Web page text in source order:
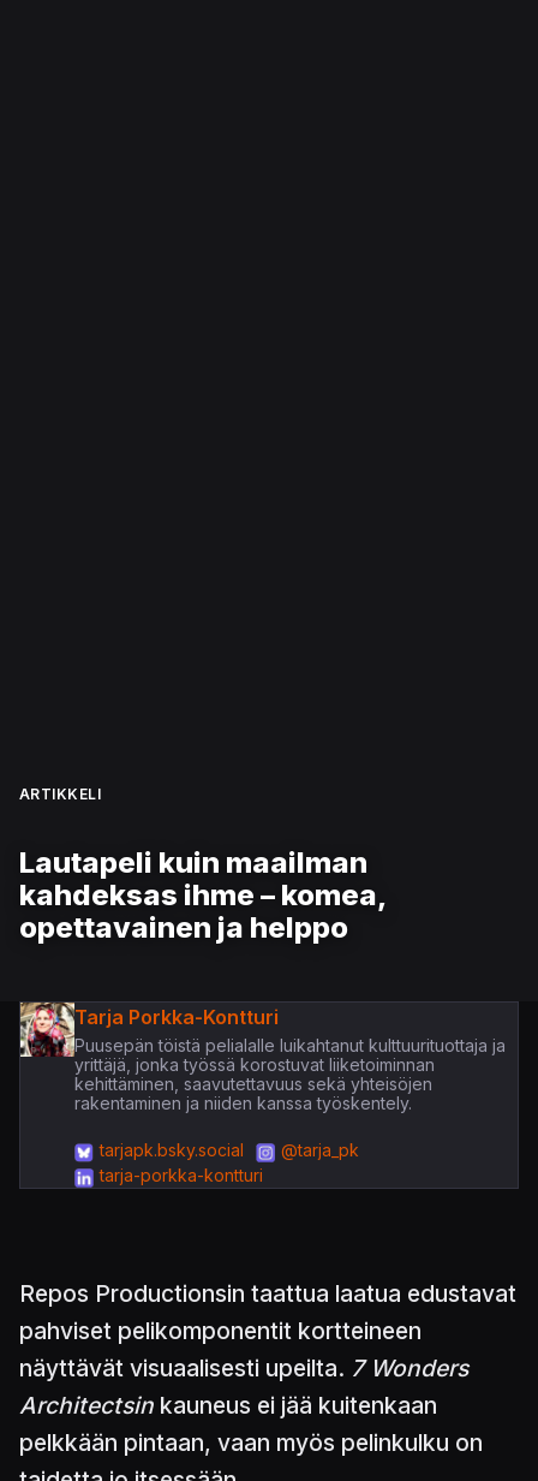
ARTIKKELI
Lautapeli kuin maailman
kahdeksas ihme – komea,
opettavainen ja helppo
Tarja Porkka-Kontturi
Puusepän töistä pelialalle luikahtanut kulttuurituottaja ja
yrittäjä, jonka työssä korostuvat liiketoiminnan
kehittäminen, saavutettavuus sekä yhteisöjen
rakentaminen ja niiden kanssa työskentely.
tarjapk.bsky.social
@tarja_pk
tarja-porkka-kontturi
Repos Productionsin taattua laatua edustavat
pahviset pelikomponentit kortteineen
näyttävät visuaalisesti upeilta. 7 Wonders
Architectsin kauneus ei jää kuitenkaan
pelkkään pintaan, vaan myös pelinkulku on